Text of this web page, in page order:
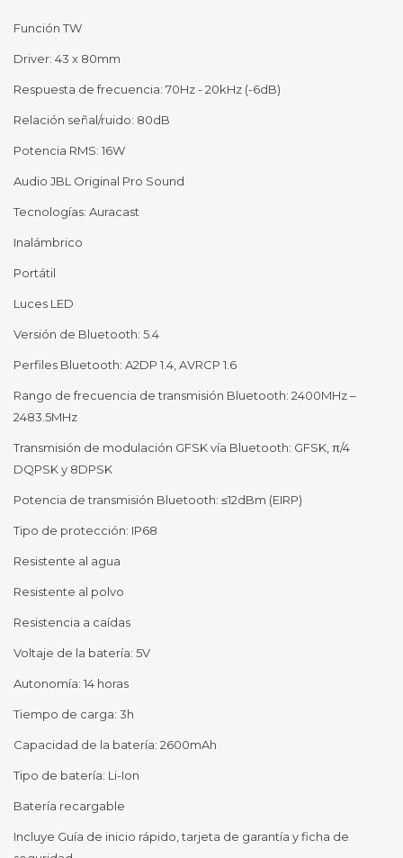
Función TW
Driver: 43 x 80mm
Respuesta de frecuencia: 70Hz - 20kHz (-6dB)
Relación señal/ruido: 80dB
Potencia RMS: 16W
Audio JBL Original Pro Sound
Tecnologías: Auracast
Inalámbrico
Portátil
Luces LED
Versión de Bluetooth: 5.4
Perfiles Bluetooth: A2DP 1.4, AVRCP 1.6
Rango de frecuencia de transmisión Bluetooth: 2400MHz –
2483.5MHz
Transmisión de modulación GFSK vía Bluetooth: GFSK, π/4
DQPSK y 8DPSK
Potencia de transmisión Bluetooth: ≤12dBm (EIRP)
Tipo de protección: IP68
Resistente al agua
Resistente al polvo
Resistencia a caídas
Voltaje de la batería: 5V
Autonomía: 14 horas
Tiempo de carga: 3h
Capacidad de la batería: 2600mAh
Tipo de batería: Li-Ion
Batería recargable
Incluye Guía de inicio rápido, tarjeta de garantía y ficha de